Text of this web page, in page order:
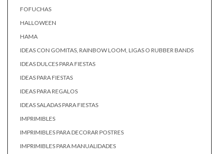
FOFUCHAS
HALLOWEEN
HAMA
IDEAS CON GOMITAS, RAINBOW LOOM, LIGAS O RUBBER BANDS
IDEAS DULCES PARA FIESTAS
IDEAS PARA FIESTAS
IDEAS PARA REGALOS
IDEAS SALADAS PARA FIESTAS
IMPRIMIBLES
IMPRIMIBLES PARA DECORAR POSTRES
IMPRIMIBLES PARA MANUALIDADES